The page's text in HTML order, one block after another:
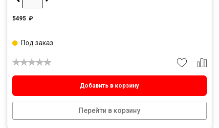
5495 ₽
Добавить в корзину
Перейти в корзину
Под заказ